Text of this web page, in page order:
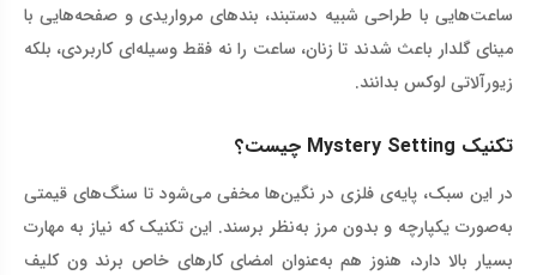
ساعت‌هایی با طراحی شبیه دستبند، بندهای مرواریدی و صفحه‌هایی با
مینای گلدار باعث شدند تا زنان، ساعت را نه فقط وسیله‌ای کاربردی، بلکه
زیورآلاتی لوکس بدانند.
تکنیک چیست؟
در این سبک، پایه‌ی فلزی در نگین‌ها مخفی می‌شود تا سنگ‌های قیمتی
به‌صورت یکپارچه و بدون مرز به‌نظر برسند. این تکنیک که نیاز به مهارت
بسیار بالا دارد، هنوز هم به‌عنوان امضای کارهای خاص برند ون کلیف